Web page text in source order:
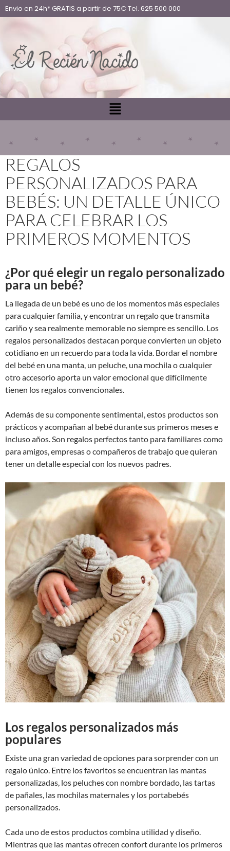
Envio en 24h* GRATIS a partir de 75€ Tel. 625 500 000
REGALOS
PERSONALIZADOS PARA
BEBÉS: UN DETALLE ÚNICO
PARA CELEBRAR LOS
PRIMEROS MOMENTOS
¿Por qué elegir un regalo personalizado
para un bebé?
La llegada de un bebé es uno de los momentos más especiales
para cualquier familia, y encontrar un regalo que transmita
cariño y sea realmente memorable no siempre es sencillo. Los
regalos personalizados destacan porque convierten un objeto
cotidiano en un recuerdo para toda la vida. Bordar el nombre
del bebé en una manta, un peluche, una mochila o cualquier
otro accesorio aporta un valor emocional que difícilmente
tienen los regalos convencionales.
Además de su componente sentimental, estos productos son
prácticos y acompañan al bebé durante sus primeros meses e
incluso años. Son regalos perfectos tanto para familiares como
para amigos, empresas o compañeros de trabajo que quieran
tener un detalle especial con los nuevos padres.
Los regalos personalizados más
populares
Existe una gran variedad de opciones para sorprender con un
regalo único. Entre los favoritos se encuentran las mantas
personalizadas, los peluches con nombre bordado, las tartas
de pañales, las mochilas maternales y los portabebés
personalizados.
Cada uno de estos productos combina utilidad y diseño.
Mientras que las mantas ofrecen confort durante los primeros